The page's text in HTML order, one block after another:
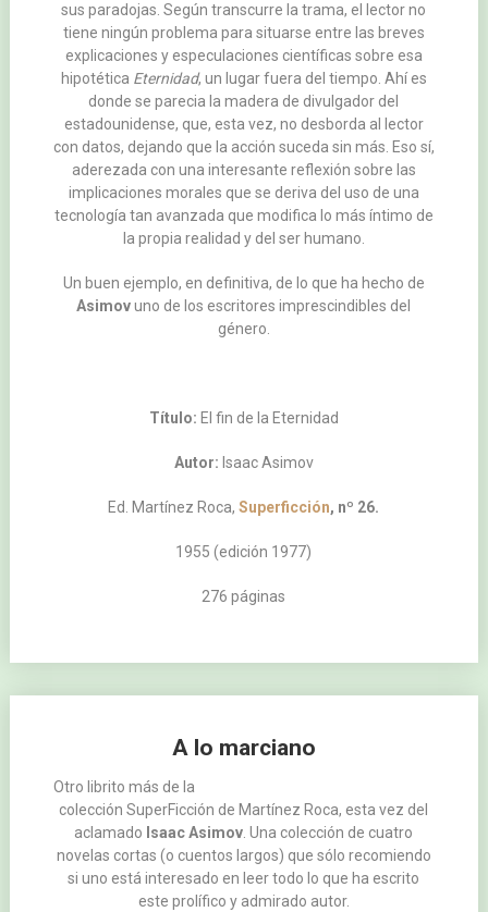
sus paradojas. Según transcurre la trama, el lector no
tiene ningún problema para situarse entre las breves
explicaciones y especulaciones científicas sobre esa
hipotética Eternidad, un lugar fuera del tiempo. Ahí es
donde se parecia la madera de divulgador del
estadounidense, que, esta vez, no desborda al lector
con datos, dejando que la acción suceda sin más. Eso sí,
aderezada con una interesante reflexión sobre las
implicaciones morales que se deriva del uso de una
tecnología tan avanzada que modifica lo más íntimo de
la propia realidad y del ser humano.
Un buen ejemplo, en definitiva, de lo que ha hecho de
Asimovuno de los escritores imprescindibles del
género.
Título: El fin de la Eternidad
Autor: Isaac Asimov
Ed. Martínez Roca,Superficción, nº 26.
1955 (edición 1977)
276 páginas
A lo marciano
Otro librito más de la
colección SuperFicción de Martínez Roca, esta vez del
aclamado Isaac Asimov . Una colección de cuatro
novelas cortas (o cuentos largos) que sólo recomiendo
si uno está interesado en leer todo lo que ha escrito
este prolífico y admirado autor.